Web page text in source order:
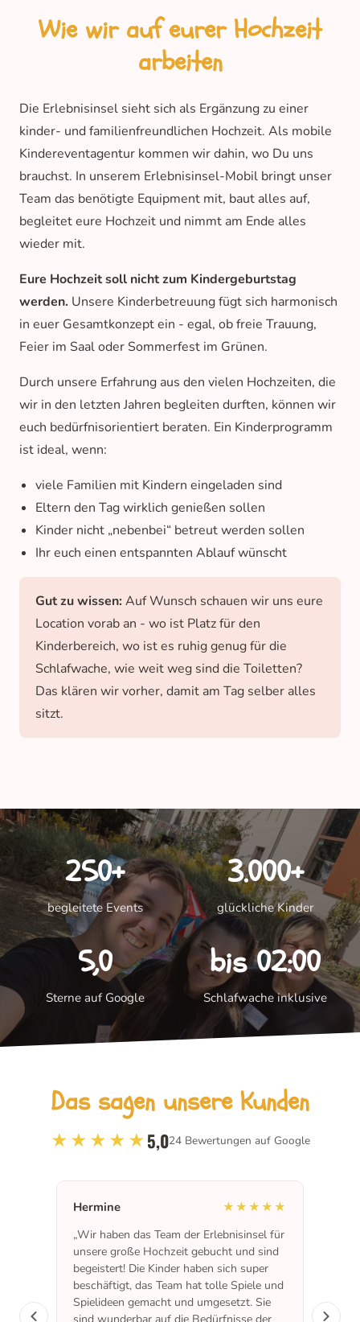
Wie wir auf eurer Hochzeit
arbeiten
Die Erlebnisinsel sieht sich als Ergänzung zu einer
kinder- und familienfreundlichen Hochzeit. Als mobile
Kindereventagentur kommen wir dahin, wo Du uns
brauchst. In unserem Erlebnisinsel-Mobil bringt unser
Team das benötigte Equipment mit, baut alles auf,
begleitet eure Hochzeit und nimmt am Ende alles
wieder mit.
Eure Hochzeit soll nicht zum Kindergeburtstag
werden. Unsere Kinderbetreuung fügt sich harmonisch
in euer Gesamtkonzept ein - egal, ob freie Trauung,
Feier im Saal oder Sommerfest im Grünen.
Durch unsere Erfahrung aus den vielen Hochzeiten, die
wir in den letzten Jahren begleiten durften, können wir
euch bedürfnisorientiert beraten. Ein Kinderprogramm
ist ideal, wenn:
viele Familien mit Kindern eingeladen sind
Eltern den Tag wirklich genießen sollen
Kinder nicht „nebenbei“ betreut werden sollen
Ihr euch einen entspannten Ablauf wünscht
Gut zu wissen:Auf Wunsch schauen wir uns eure
Location vorab an - wo ist Platz für den
Kinderbereich, wo ist es ruhig genug für die
Schlafwache, wie weit weg sind die Toiletten?
Das klären wir vorher, damit am Tag selber alles
sitzt.
250+
begleitete Events
3.000+
glückliche Kinder
5,0
Sterne auf Google
bis 02:00
Schlafwache inklusive
Das sagen unsere Kunden
★★★★★5,024Bewertungen auf Google
Hermine
★★★★★
„Wir haben das Team der Erlebnisinsel für
unsere große Hochzeit gebucht und sind
begeistert! Die Kinder haben sich super
beschäftigt, das Team hat tolle Spiele und
Spielideen gemacht und umgesetzt. Sie